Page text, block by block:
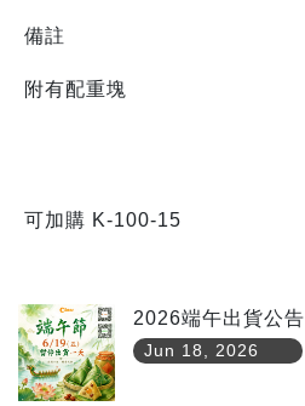
備註
附有配重塊
可加購 K-100-15
2026端午出貨公告
Jun 18, 2026